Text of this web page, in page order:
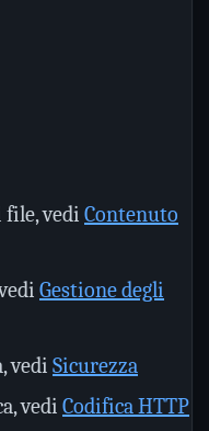
file, vedi Contenuto
Gestione degli
vedi Sicurezza
vedi Codifica HTTP